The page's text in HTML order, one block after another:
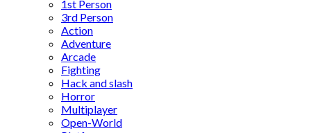
1st Person
3rd Person
Action
Adventure
Arcade
Fighting
Hack and slash
Horror
Multiplayer
Open-World